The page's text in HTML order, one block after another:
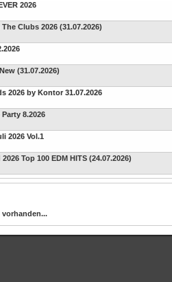
2026
Clubs 2026 (31.07.2026)
(31.07.2026)
2026 by Kontor 31.07.2026
8.2026
2026 Vol.1
Top 100 EDM HITS (24.07.2026)
vorhanden...